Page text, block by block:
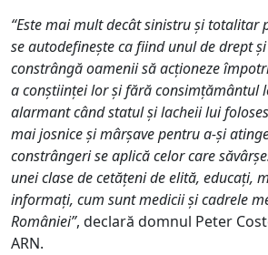
“Este mai mult decât sinistru și totalitar
se autodefinește ca fiind unul de drept
constrângă oamenii să acționeze
a conștiinței lor și fără consimțământul
alarmant când statul și lacheii lui
mai josnice și mârșave pentru a-și
constrângeri se aplică celor care
unei clase de cetățeni de elită, educați,
informați, cum sunt medicii și cadrele
României”, declară domnul Peter
ARN.